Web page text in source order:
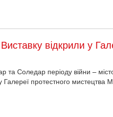
відкрили у
Соледар періоду війни –
Галереї протестного